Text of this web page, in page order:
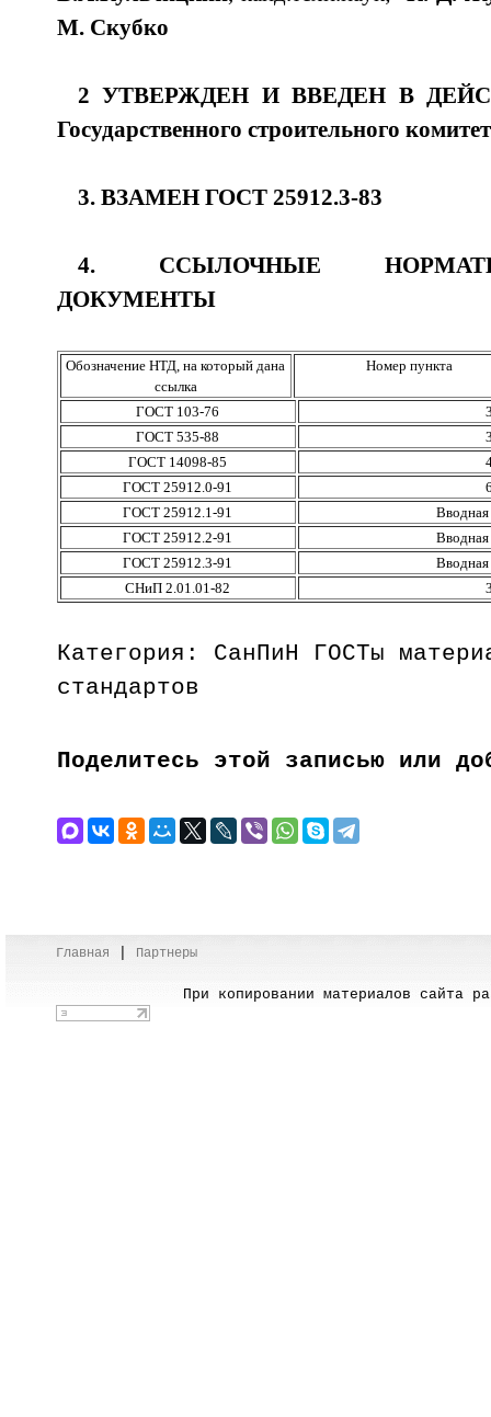
М. Скубко
2 УТВЕРЖДЕН И ВВЕДЕН В
Государственного строительного
3. ВЗАМЕН ГОСТ 25912.3-83
4. ССЫЛОЧНЫЕ
ДОКУМЕНТЫ
Обозначение НТД, на который дана
ссылка
Номер пункта
ГОСТ 103-76
ГОСТ 535-88
ГОСТ 14098-85
ГОСТ 25912.0-91
ГОСТ 25912.1-91
Вводная
ГОСТ 25912.2-91
Вводная
ГОСТ 25912.3-91
Вводная
СНиП 2.01.01-82
Категория: СанПиН ГОСТы
стандартов
Поделитесь этой записью или
Главная Партнеры
При копировании материалов сайта